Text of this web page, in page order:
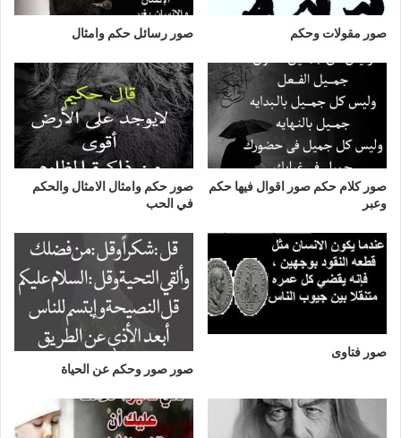
صور مقولات وحكم صور رسائل حكم وامثال
صور كلام حكم صور اقوال فيها حكم
وعبر
صور حكم وامثال الامثال والحكم
في الحب
صور فتاوى
صور صور وحكم عن الحياة